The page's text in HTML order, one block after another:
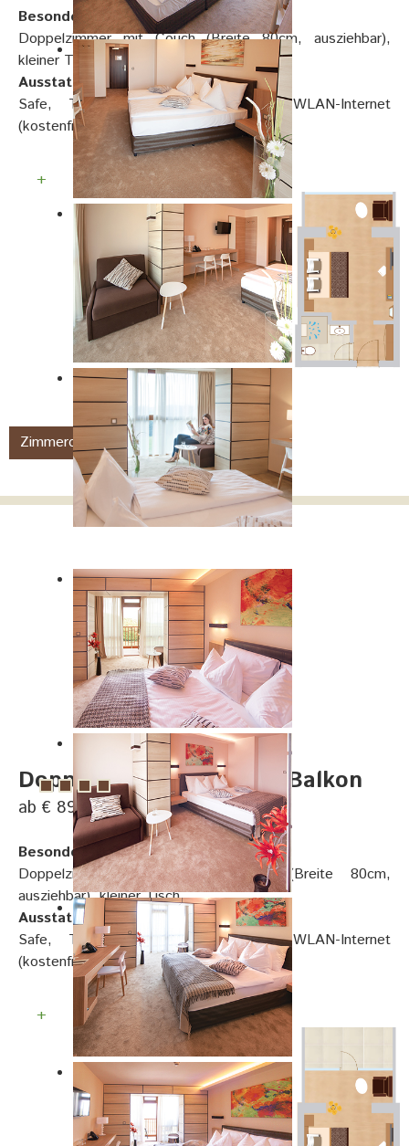
Besonderheiten:
Doppelzimmer mit Couch (Breite 80cm, ausziehbar),
kleiner Tisch
Ausstattung:
Safe, Telefon, Smart TV, Sat-TV, WLAN-Internet
(kostenfrei), Föhn, Kosmetikspiegel
+
Zimmerdetails Anfragen Buchen
Doppelzimmer Klassik - Balkon
ab € 89, pro Person
Besonderheiten:
Doppelzimmer mit Balkon, Couch (Breite 80cm,
ausziehbar), kleiner Tisch
Ausstattung:
Safe, Telefon, Smart TV, Sat-TV, WLAN-Internet
(kostenfrei), Föhn, Kosmetikspiegel
+